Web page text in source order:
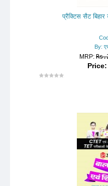
प्रैक्टिस सैट
By:
MRP: